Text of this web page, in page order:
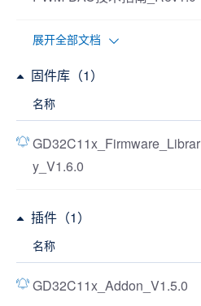
展开全部文档
固件库（1）
名称
GD32C11x_Firmware_Librar
y_V1.6.0
插件（1）
名称
GD32C11x_Addon_V1.5.0